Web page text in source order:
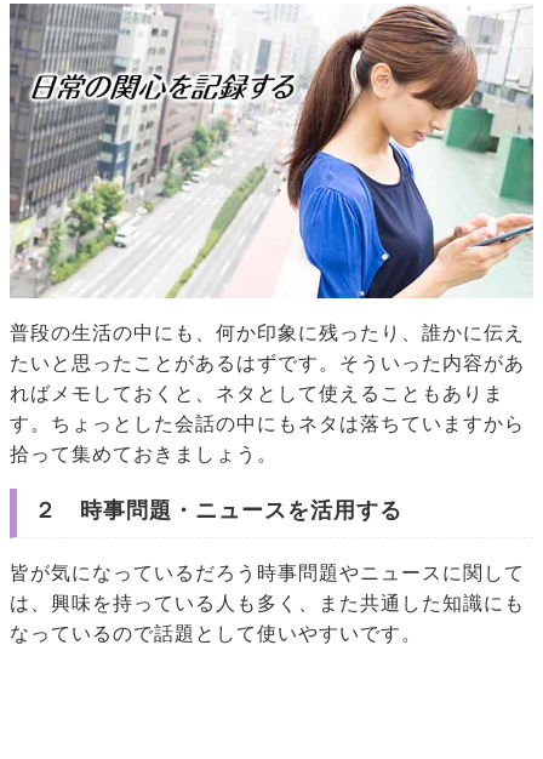
普段の生活の中にも、何か印象に残ったり、誰かに伝え
たいと思ったことがあるはずです。そういった内容があ
ればメモしておくと、ネタとして使えることもありま
す。ちょっとした会話の中にもネタは落ちていますから
拾って集めておきましょう。
２ 時事問題・ニュースを活用する
皆が気になっているだろう時事問題やニュースに関して
は、興味を持っている人も多く、また共通した知識にも
なっているので話題として使いやすいです。